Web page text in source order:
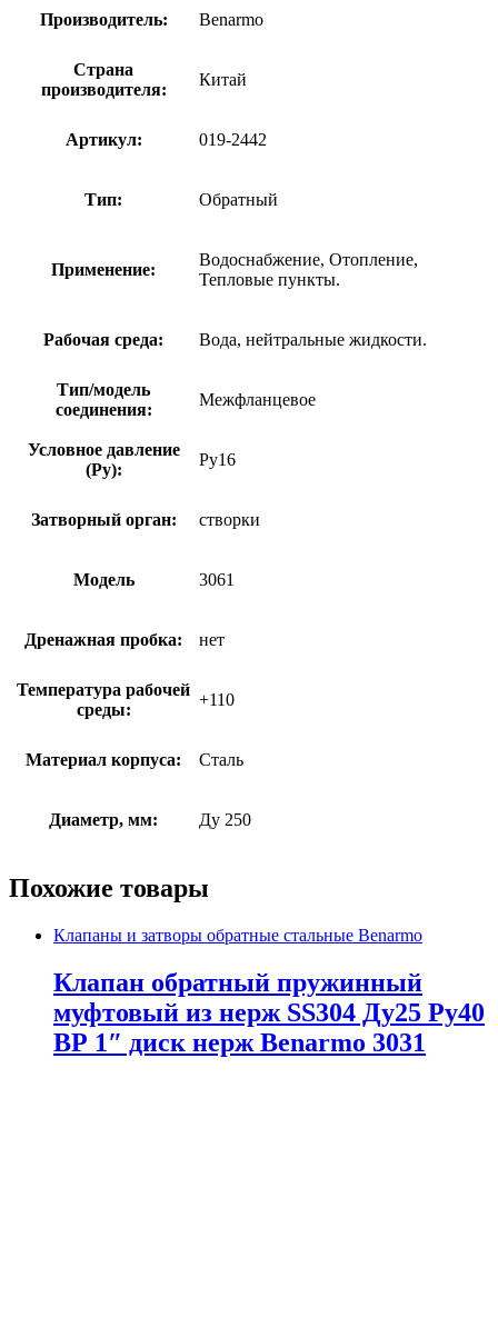
Производитель: Benarmo
Страна
производителя:
Китай
Артикул: 019-2442
Тип: Обратный
Применение:
Водоснабжение, Отопление,
Тепловые пункты.
Рабочая среда: Вода, нейтральные жидкости.
Тип/модель
соединения:
Межфланцевое
Условное давление
(Ру):
Ру16
Затворный орган: створки
Модель 3061
Дренажная пробка: нет
Температура рабочей
среды:
+110
Материал корпуса: Сталь
Диаметр, мм: Ду 250
Похожие товары
Клапаны и затворы обратные стальные Benarmo
Клапан обратный пружинный
муфтовый из нерж SS304 Ду25 Ру40
ВР 1″ диск нерж Benarmo 3031